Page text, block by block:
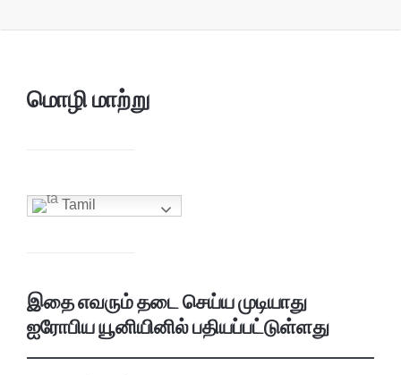
மொழி மாற்று
Tamil
இதை எவரும் தடை செய்ய முடியாது
ஐரோபிய யூனியினில் பதியப்பட்டுள்ளது